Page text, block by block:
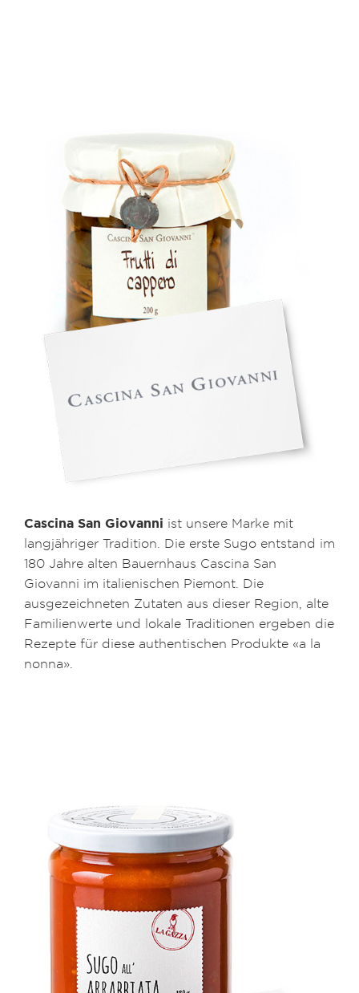
Cascina San Giovanni ist unsere Marke mit
langjähriger Tradition. Die erste Sugo entstand im
180 Jahre alten Bauernhaus Cascina San
Giovanni im italienischen Piemont. Die
ausgezeichneten Zutaten aus dieser Region, alte
Familienwerte und lokale Traditionen ergeben die
Rezepte für diese authentischen Produkte «a la
nonna».